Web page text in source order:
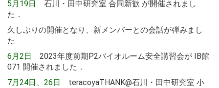
5月19日
石川・田中研究室 合同新歓 が開催されまし
た．
久しぶりの開催となり、新メンバーとの会話が弾みまし
た.
6月2日
2023年度前期P2バイオルーム安全講習会が IB館
071 開催されました．
7月24日、26日
teracoyaTHANK@石川・田中研究室 小